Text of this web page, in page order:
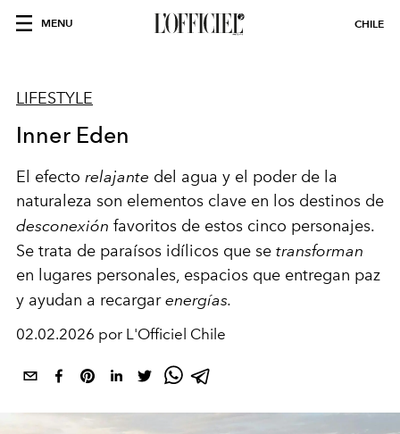
MENU CHILE
LIFESTYLE
Inner Eden
El efecto relajante del agua y el poder de la
naturaleza son elementos clave en los destinos de
desconexión favoritos de estos cinco personajes.
Se trata de paraísos idílicos que se transforman
en lugares personales, espacios que entregan paz
y ayudan a recargarenergías.
02.02.2026 por L'Officiel Chile